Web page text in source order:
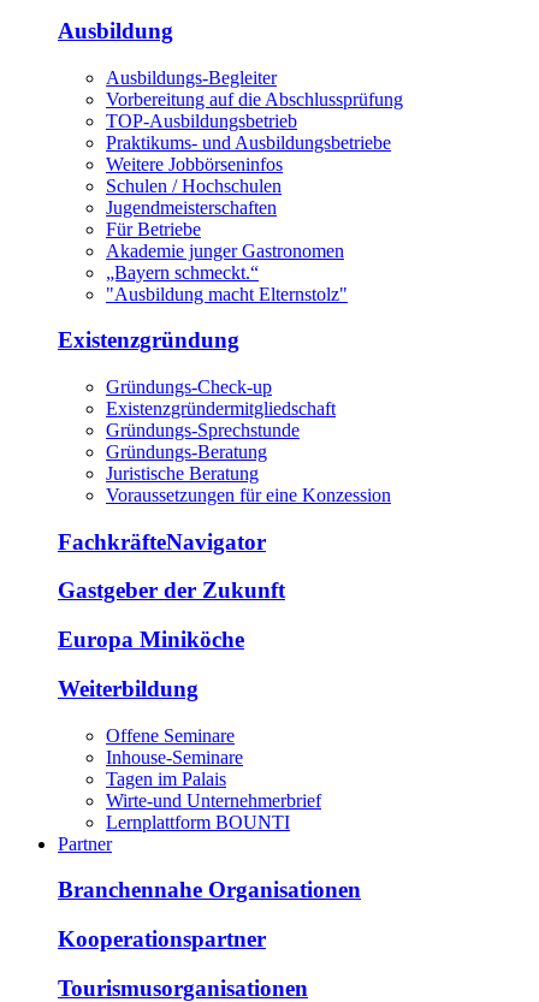
Ausbildung
Ausbildungs-Begleiter
Vorbereitung auf die Abschlussprüfung
TOP-Ausbildungsbetrieb
Praktikums- und Ausbildungsbetriebe
Weitere Jobbörseninfos
Schulen / Hochschulen
Jugendmeisterschaften
Für Betriebe
Akademie junger Gastronomen
„Bayern schmeckt.“
"Ausbildung macht Elternstolz"
Existenzgründung
Gründungs-Check-up
Existenzgründermitgliedschaft
Gründungs-Sprechstunde
Gründungs-Beratung
Juristische Beratung
Voraussetzungen für eine Konzession
FachkräfteNavigator
Gastgeber der Zukunft
Europa Miniköche
Weiterbildung
Offene Seminare
Inhouse-Seminare
Tagen im Palais
Wirte-und Unternehmerbrief
Lernplattform BOUNTI
Partner
Branchennahe Organisationen
Kooperationspartner
Tourismusorganisationen